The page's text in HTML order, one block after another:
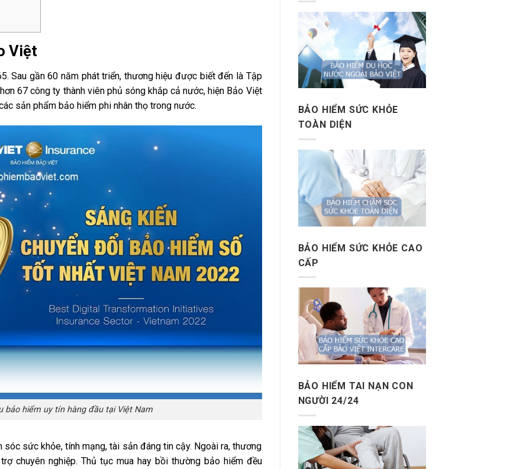
Việt
Sau gần 60 năm phát triển, thương hiệu được biết đến là Tập
67 công ty thành viên phủ sóng khắp cả nước, hiện Bảo Việt
sản phẩm bảo hiểm phi nhân thọ trong nước.
bảo hiểm uy tín hàng đầu tại Việt Nam
sức khỏe, tính mạng, tài sản đáng tin cậy. Ngoài ra, thương
chuyên nghiệp. Thủ tục mua hay bồi thường bảo hiểm đều
BẢO HIỂM SỨC KHỎE
TOÀN DIỆN
BẢO HIỂM SỨC KHỎE CAO
CẤP
BẢO HIỂM TAI NẠN CON
NGƯỜI 24/24